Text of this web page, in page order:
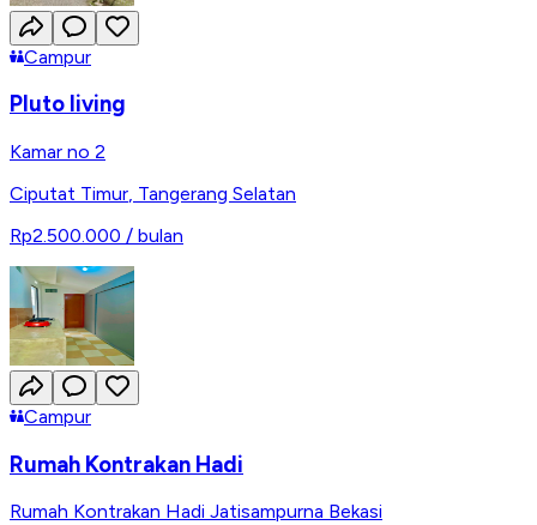
Campur
Pluto living
Kamar no 2
Ciputat Timur, Tangerang Selatan
Rp2.500.000 / bulan
Campur
Rumah Kontrakan Hadi
Rumah Kontrakan Hadi Jatisampurna Bekasi